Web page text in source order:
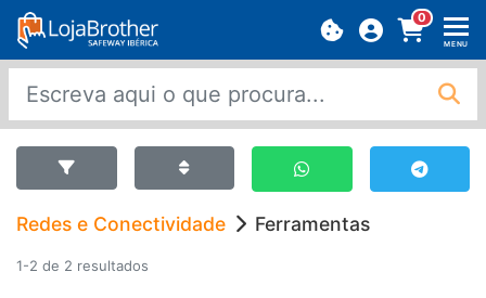
0
MENU
Redes e Conectividade Ferramentas
1-2 de 2 resultados